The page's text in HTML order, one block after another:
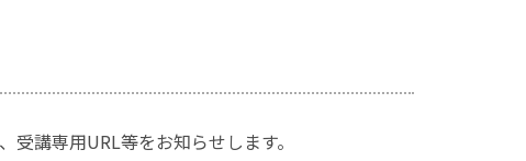
講専用URL等をお知らせします。